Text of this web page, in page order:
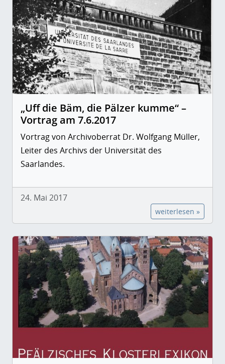
„Uff die Bäm, die Pälzer kumme“ –
Vortrag am 7.6.2017
Vortrag von Archivoberrat Dr. Wolfgang Müller,
Leiter des Archivs der Universität des
Saarlandes.
24. Mai 2017
weiterlesen »